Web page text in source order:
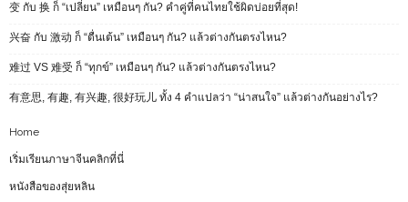
变 กับ 换 ก็ “เปลี่ยน” เหมือนๆ กัน? คำคู่ที่คนไทยใช้ผิดบ่อยที่สุด!
兴奋 กับ 激动 ก็ “ตื่นเต้น” เหมือนๆ กัน? แล้วต่างกันตรงไหน?
难过 VS 难受 ก็ “ทุกข์” เหมือนๆ กัน? แล้วต่างกันตรงไหน?
有意思, 有趣, 有兴趣, 很好玩儿 ทั้ง 4 คำแปลว่า “น่าสนใจ” แล้วต่างกันอย่างไร?
Home
เริ่มเรียนภาษาจีนคลิกที่นี่
หนังสือของสุ่ยหลิน